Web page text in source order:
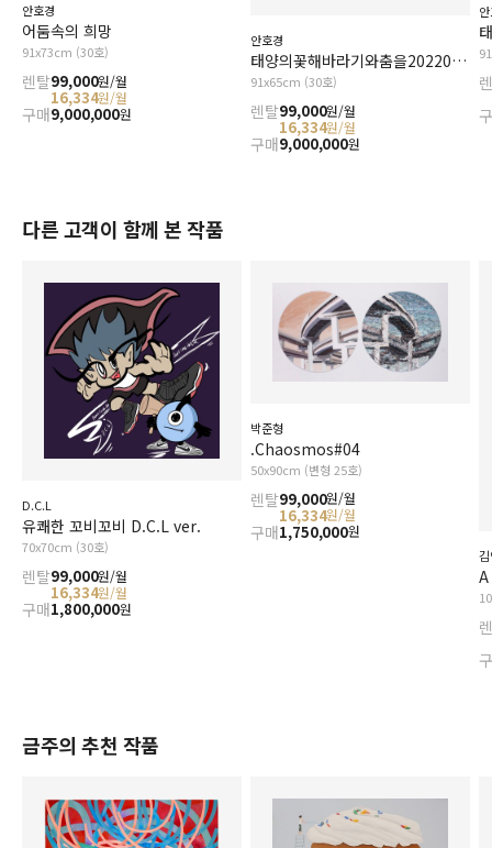
안호경
어둠속의 희망
91x73cm (30호)
렌탈99,000원/월
16,334원/월
구매9,000,000원
안호경
태양의꽃해바라기와춤을20220301
91x65cm (30호)
렌탈99,000원/월
16,334원/월
구매9,000,000원
다른 고객이 함께 본 작품
D.C.L
유쾌한 꼬비꼬비 D.C.L ver.
70x70cm (30호)
렌탈99,000원/월
16,334원/월
구매1,800,000원
박준형
.Chaosmos#04
50x90cm (변형 25호)
렌탈99,000원/월
16,334원/월
구매1,750,000원
금주의 추천 작품